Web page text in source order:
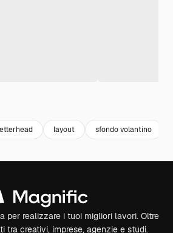
layout sfondo volantino
per realizzare i tuoi migliori lavori. Oltre
tra creativi, imprese, agenzie e studi.